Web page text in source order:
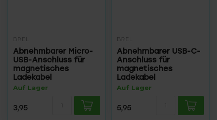
BREL
Abnehmbarer Micro-
USB-Anschluss für
magnetisches
Ladekabel
Auf Lager
3,95
BREL
Abnehmbarer USB-C-
Anschluss für
magnetisches
Ladekabel
Auf Lager
5,95